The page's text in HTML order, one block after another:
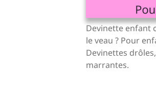
Devinette enfant
le veau ? Pour
Devinettes
marrantes.